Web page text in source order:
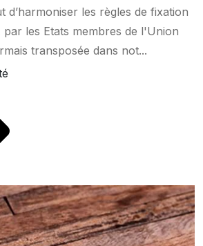
d’harmoniser les règles de fixation
par les Etats membres de l'Union
transposée dans not...